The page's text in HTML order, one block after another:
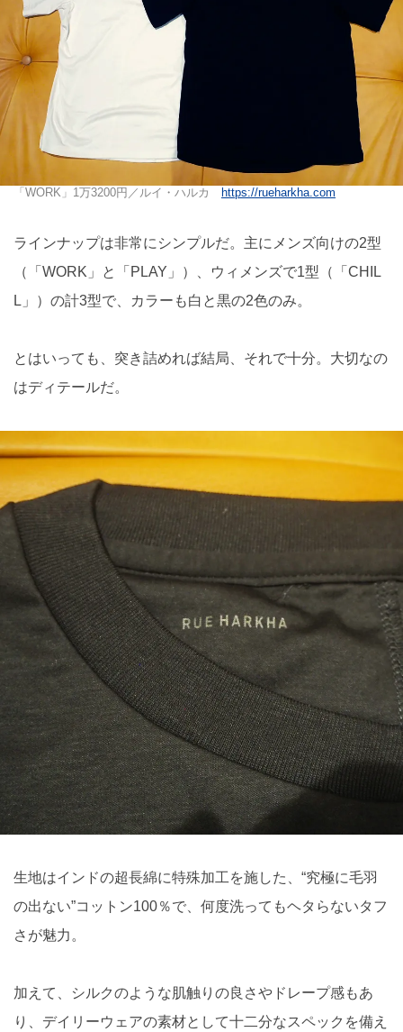
「WORK」1万3200円／ルイ・ハルカ https://rueharkha.com
ラインナップは非常にシンプルだ。主にメンズ向けの2型
（「WORK」と「PLAY」）、ウィメンズで1型（「CHIL
L」）の計3型で、カラーも白と黒の2色のみ。
とはいっても、突き詰めれば結局、それで十分。大切なの
はディテールだ。
生地はインドの超長綿に特殊加工を施した、“究極に毛羽
の出ない”コットン100％で、何度洗ってもヘタらないタフ
さが魅力。
加えて、シルクのような肌触りの良さやドレープ感もあ
り、デイリーウェアの素材として十二分なスペックを備え